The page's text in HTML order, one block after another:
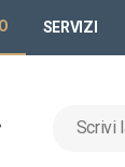
SERVIZI